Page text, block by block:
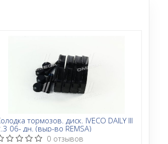
тормозов. диск. IVECO DAILY III
06- дн. (выр-во REMSA)
0 отзывов